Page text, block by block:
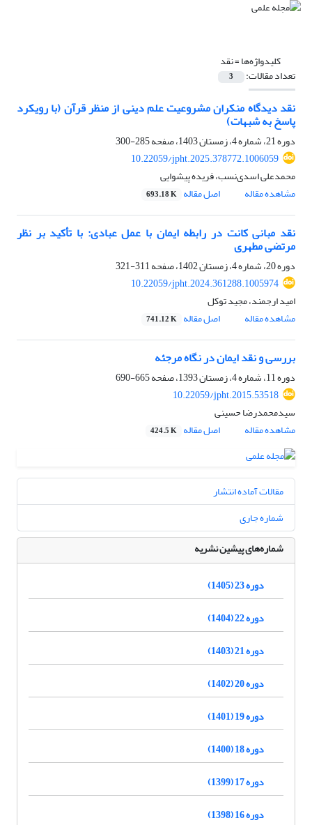
کلیدواژه‌ها =نقد
تعداد مقالات: 3
نقد دیدگاه منکران مشروعیت علم دینی از منظر قرآن (با رویکرد
پاسخ به شبهات)
دوره 21، شماره 4، زمستان 1403، صفحه
285-300
10.22059/jpht.2025.378772.1006059
محمدعلی اسدی‌نسب، فریده پیشوایی
مشاهده مقاله
اصل مقاله 693.18 K
نقد مبانی کانت در رابطه ایمان با عمل عبادی: با تأکید بر نظر
مرتضی مطهری
دوره 20، شماره 4، زمستان 1402، صفحه
311-321
10.22059/jpht.2024.361288.1005974
امید ارجمند، مجید توکل
مشاهده مقاله
اصل مقاله 741.12 K
بررسی و نقد ایمان در نگاه مرجئه
دوره 11، شماره 4، زمستان 1393، صفحه
665-690
10.22059/jpht.2015.53518
سیدمحمدرضا حسینی
مشاهده مقاله
اصل مقاله 424.5 K
مقالات آماده انتشار
شماره جاری
شماره‌های پیشین نشریه
دوره 23 (1405)
دوره 22 (1404)
دوره 21 (1403)
دوره 20 (1402)
دوره 19 (1401)
دوره 18 (1400)
دوره 17 (1399)
دوره 16 (1398)